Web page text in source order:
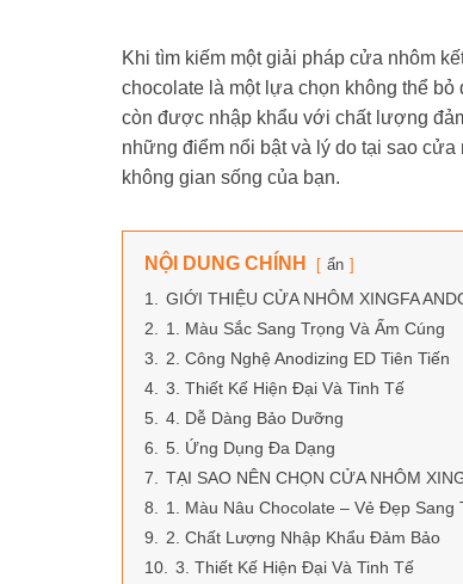
Khi tìm kiếm một giải pháp cửa nhôm
chocolate là một lựa chọn không thể
còn được nhập khẩu với chất lượng
những điểm nổi bật và lý do tại sao
không gian sống của bạn.
NỘI DUNG CHÍNH ẩn
1.
GIỚI THIỆU CỬA NHÔM XINGFA
2.
1. Màu Sắc Sang Trọng Và Ấm Cúng
3.
2. Công Nghệ Anodizing ED Tiên Tiến
4.
3. Thiết Kế Hiện Đại Và Tinh Tế
5.
4. Dễ Dàng Bảo Dưỡng
6.
5. Ứng Dụng Đa Dạng
7.
TẠI SAO NÊN CHỌN CỬA NHÔM
8.
1. Màu Nâu Chocolate – Vẻ Đẹp Sang
9.
2. Chất Lượng Nhập Khẩu Đảm Bảo
10.
3. Thiết Kế Hiện Đại Và Tinh Tế